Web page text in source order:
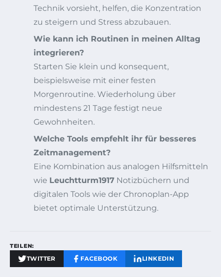
Technik vorsieht, helfen, die Konzentration
zu steigern und Stress abzubauen.
Wie kann ich Routinen in meinen Alltag
integrieren?
Starten Sie klein und konsequent,
beispielsweise mit einer festen
Morgenroutine. Wiederholung über
mindestens 21 Tage festigt neue
Gewohnheiten.
Welche Tools empfehlt ihr für besseres
Zeitmanagement?
Eine Kombination aus analogen Hilfsmitteln
wie Leuchtturm1917 Notizbüchern und
digitalen Tools wie der Chronoplan-App
bietet optimale Unterstützung.
TEILEN:
TWITTER FACEBOOK LINKEDIN